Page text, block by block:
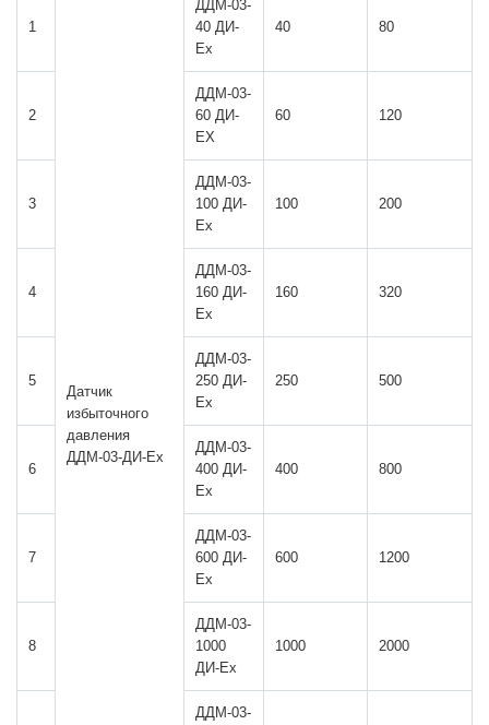
1
Датчик
избыточного
давления
ДДМ-03-ДИ-Ех
ДДМ-03-
40 ДИ-
Ех
40 80
2
ДДМ-03-
60 ДИ-
ЕХ
60 120
3
ДДМ-03-
100 ДИ-
Ех
100 200
4
ДДМ-03-
160 ДИ-
Ех
160 320
5
ДДМ-03-
250 ДИ-
Ех
250 500
6
ДДМ-03-
400 ДИ-
Ех
400 800
7
ДДМ-03-
600 ДИ-
Ех
600 1200
8
ДДМ-03-
1000
ДИ-Ех
1000 2000
ДДМ-03-